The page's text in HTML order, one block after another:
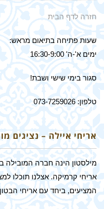
חזרה לדף הבית
שעות פתיחה בתיאום מראש:
ימים א'-ה' 16:30-9:00
סגור בימי שישי ושבת!
טלפון: 073-7259026
אריחי איילה – נציגים
מילסטון הינה חברה המובילה
אריחי קרמיקה. אצלנו תוכלו
המציעים, ביחד עם אריחי